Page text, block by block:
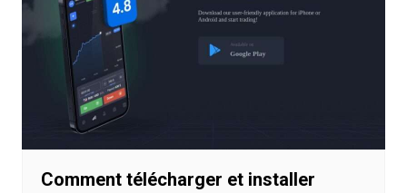
Comment télécharger et installer